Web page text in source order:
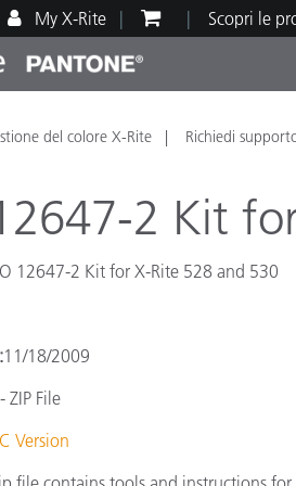
My X-Rite Scopri le
prodotti
Packaging
tecnicodel colore X-Rite Richiedi
2 Kit
12647-2 Kit for X-Rite 528 and 530
11/18/2009
ZIP File
Version